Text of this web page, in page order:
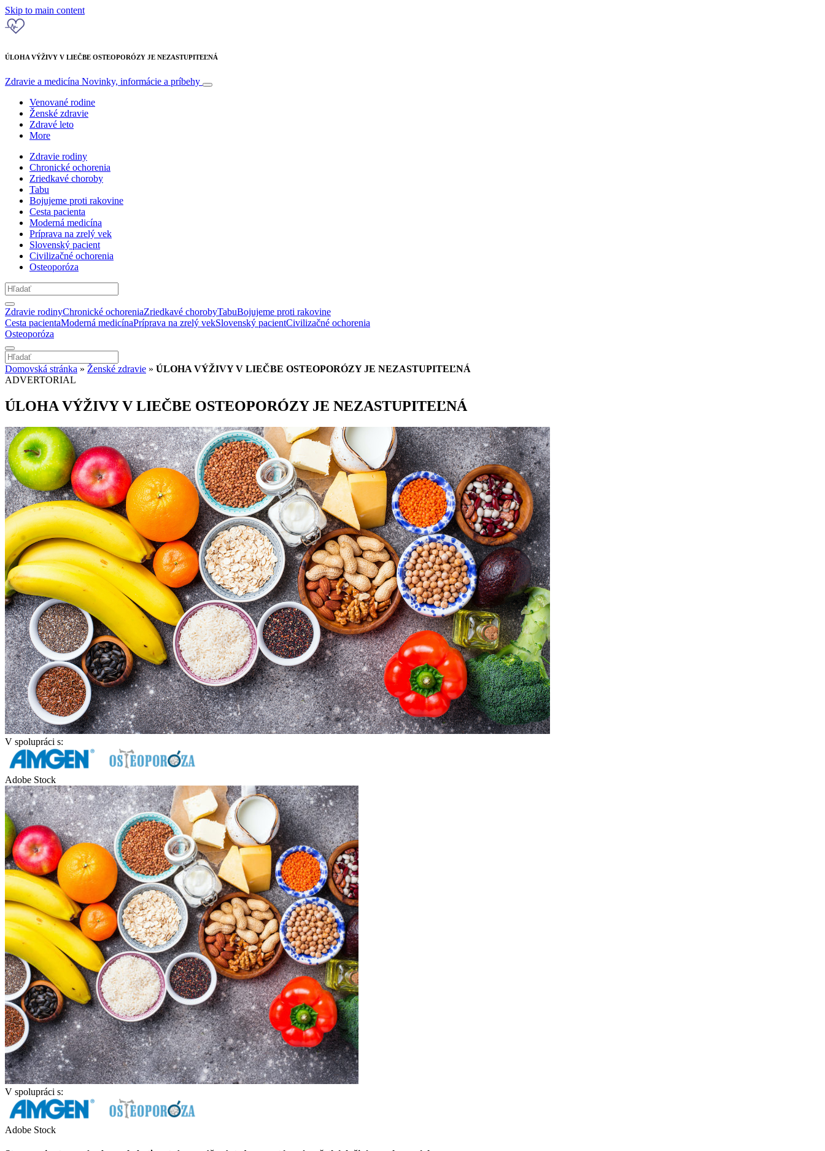
Skip to main content
ÚLOHA VÝŽIVY V LIEČBE OSTEOPORÓZY JE NEZASTUPITEĽNÁ
Zdravie a medicína Novinky, informácie a príbehy
Venované rodine
Ženské zdravie
Zdravé leto
More
Zdravie rodiny
Chronické ochorenia
Zriedkavé choroby
Tabu
Bojujeme proti rakovine
Cesta pacienta
Moderná medicína
Príprava na zrelý vek
Slovenský pacient
Civilizačné ochorenia
Osteoporóza
Zdravie rodinyChronické ochoreniaZriedkavé chorobyTabuBojujeme proti rakovine
Cesta pacientaModerná medicínaPríprava na zrelý vekSlovenský pacientCivilizačné ochorenia
Osteoporóza
Domovská stránka » Ženské zdravie » ÚLOHA VÝŽIVY V LIEČBE OSTEOPORÓZY JE NEZASTUPITEĽNÁ
ADVERTORIAL
ÚLOHA VÝŽIVY V LIEČBE OSTEOPORÓZY JE NEZASTUPITEĽNÁ
V spolupráci s:
Adobe Stock
V spolupráci s:
Adobe Stock